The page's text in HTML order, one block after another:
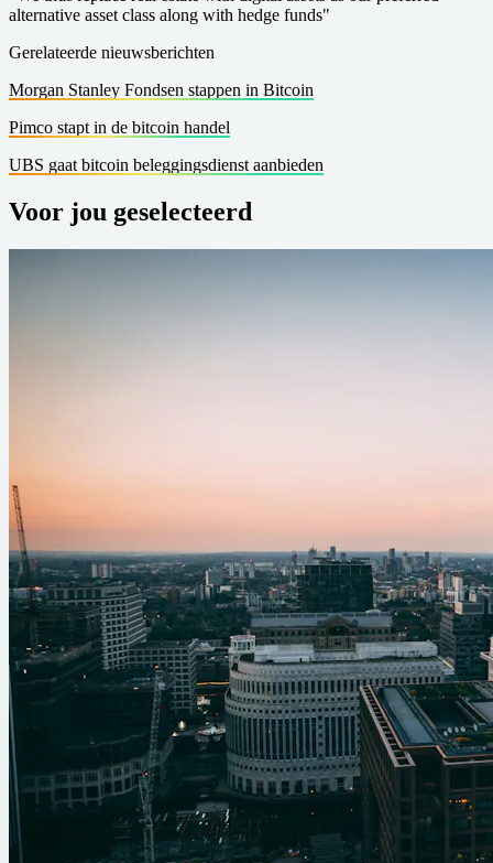
alternative asset class along with hedge funds"
Gerelateerde nieuwsberichten
Morgan Stanley Fondsen stappen in Bitcoin
Pimco stapt in de bitcoin handel
UBS gaat bitcoin beleggingsdienst aanbieden
Voor jou geselecteerd